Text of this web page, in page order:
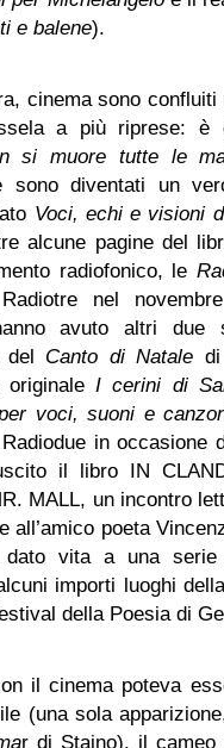
e balene).
cinema sono
a più riprese:
si muore tutte le
sono diventati un
Voci, echi e visioni
alcune pagine del
radiofonico, le
nel
avuto altri due
del Canto di Natale
originaleI cerini di
voci, suoni e
in occasione
il libro IN
MALL, un incontro
all’amico poeta
vita a una serie
importi luoghi
della Poesia di
il cinema poteva
(una sola
r di Staino), il cameo